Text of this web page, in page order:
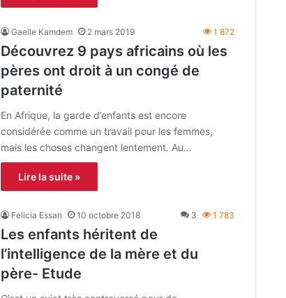
Gaelle Kamdem 2 mars 2019 1 872
Découvrez 9 pays africains où les
pères ont droit à un congé de
paternité
En Afrique, la garde d’enfants est encore
considérée comme un travail pour les femmes,
mais les choses changent lentement. Au…
Lire la suite »
Felicia Essan 10 octobre 2018 3 1 783
Les enfants héritent de
l’intelligence de la mère et du
père- Etude